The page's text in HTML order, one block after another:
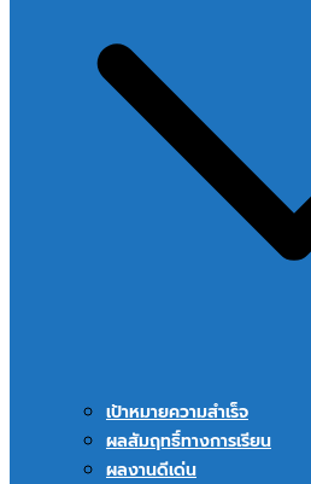
เป้าหมายความสำเร็จ
ผลสัมฤทธิ์ทางการเรียน
ผลงานดีเด่น